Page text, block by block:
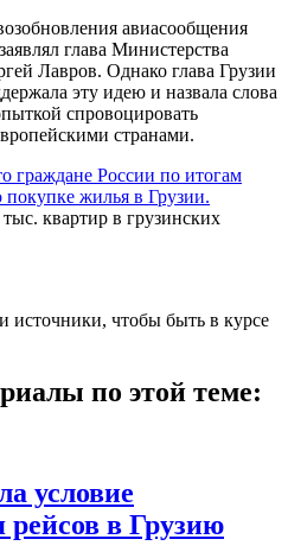
авиасообщения
глава Министерства
Лавров. Однако глава Грузии
эту идею и назвала слова
спровоцировать
странами.
граждане России по итогам
покупке жилья в Грузии.
квартир в грузинских
источники, чтобы быть в курсе
по этой теме:
условие
рейсов в Грузию